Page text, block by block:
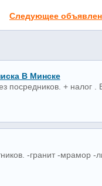
Следующее
В Минске
посредников. + налог
-гранит -мрамор -